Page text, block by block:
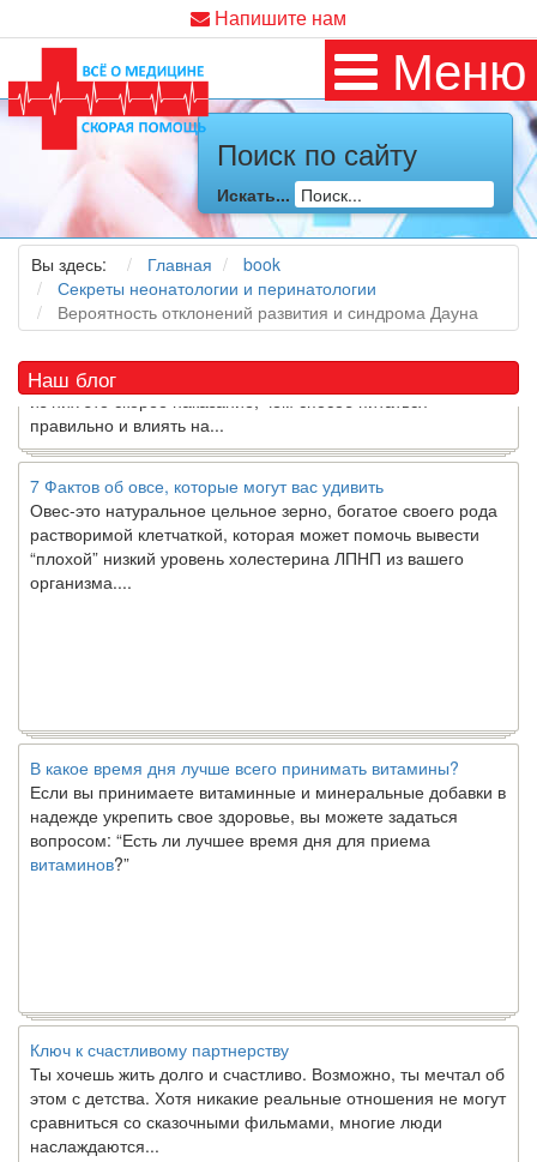
Напишите нам
Меню
Поиск по сайту
Искать...
Вы здесь: Главная
book
Секреты неонатологии и перинатологии
Вероятность отклонений развития и синдрома Дауна
Наш блог
Как я заболел во время локдауна?
Это странная ситуация: вы соблюдали все меры
предосторожности COVID-19 (вы почти все время дома),
но, тем не менее, вы каким-то образом простудились. Вы
можете задаться...
5 причин обратить внимание на средиземноморскую диету
Какдиетолог, я вижу, что многие причудливые диеты
приходят в нашужизньи быстро исчезают из нее. Многие
из них это скорее наказание, чем способ питаться
правильно и влиять на...
Овес-это натуральное цельное зерно, богатое своего рода
растворимой клетчаткой, которая может помочь вывести
“плохой” низкий уровень холестерина ЛПНП из вашего
организма....
Если вы принимаете витаминные и минеральные добавки в
надежде укрепить свое здоровье, вы можете задаться
вопросом: “Есть ли лучшее время дня для приема
витаминов ?”
Ты хочешь жить долго и счастливо. Возможно, ты мечтал об
этом с детства. Хотя никакие реальные отношения не могут
сравниться со сказочными фильмами, многие люди
наслаждаются...